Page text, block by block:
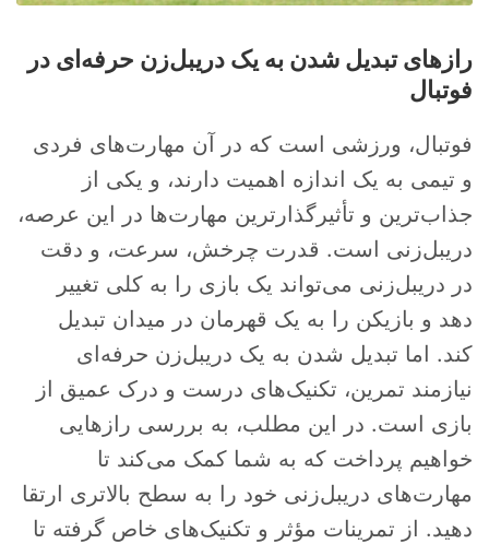
رازهای تبدیل شدن به یک دریبل‌زن حرفه‌ای در
فوتبال
فوتبال، ورزشی است که در آن مهارت‌های فردی
و تیمی به یک اندازه اهمیت دارند، و یکی از
جذاب‌ترین و تأثیرگذارترین مهارت‌ها در این عرصه،
دریبل‌زنی است. قدرت چرخش، سرعت، و دقت
در دریبل‌زنی می‌تواند یک بازی را به کلی تغییر
دهد و بازیکن را به یک قهرمان در میدان تبدیل
کند. اما تبدیل شدن به یک دریبل‌زن حرفه‌ای
نیازمند تمرین، تکنیک‌های درست و درک عمیق از
بازی است. در این مطلب، به بررسی رازهایی
خواهیم پرداخت که به شما کمک می‌کند تا
مهارت‌های دریبل‌زنی خود را به سطح بالاتری ارتقا
دهید. از تمرینات مؤثر و تکنیک‌های خاص گرفته تا